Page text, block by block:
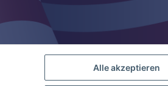
Alle akzeptieren